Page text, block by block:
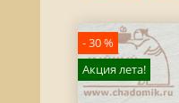
- 30 %
Акция лета!